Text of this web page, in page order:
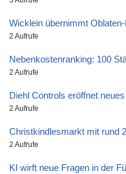
Wicklein übernimmt
2 Aufrufe
Nebenkostenranking: 100
2 Aufrufe
Diehl Controls eröffnet
2 Aufrufe
Christkindlesmarkt mit rund
2 Aufrufe
KI wirft neue Fragen in der